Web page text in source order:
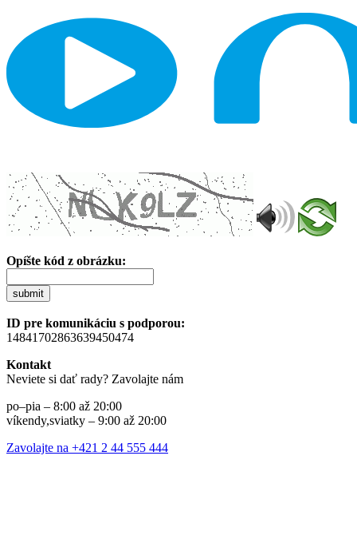
Opíšte kód z obrázku:
submit
ID pre komunikáciu s podporou:
14841702863639450474
Kontakt
Neviete si dať rady? Zavolajte nám
po–pia – 8:00 až 20:00
víkendy,sviatky – 9:00 až 20:00
Zavolajte na +421 2 44 555 444